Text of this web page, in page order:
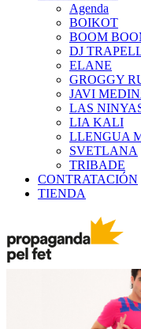
Agenda
BOIKOT
BOOM
DJ
ELANE
GROGGY
JAVI
LAS
LIA KALI
LLENGUA
SVETLANA
TRIBADE
CONTRATACIÓN
TIENDA